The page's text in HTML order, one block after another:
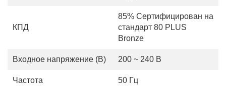
КПД
85% Сертифицирован на
стандарт 80 PLUS
Bronze
Входное напряжение (В) 200 ~ 240 В
Частота 50 Гц